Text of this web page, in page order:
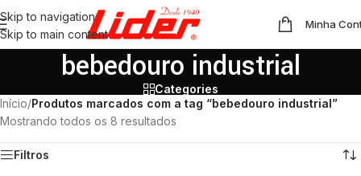
Skip to navigation
Skip to main content
Minha
bebedouro industrial
Categories
Início/Produtos marcados com a tag “bebedouro industrial”
Mostrando todos os 8 resultados
Filtros